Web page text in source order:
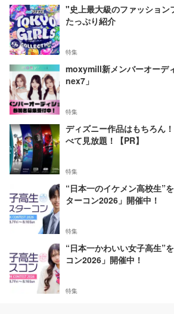
"史上最大級のファッション
たっぷり紹介
特集
moxymill新メンバーオーデ
nex7」
特集
ディズニー作品はもちろん
べて見放題！【PR】
特集
“日本一のイケメン高校生”
ターコン2026」開催中！
特集
“日本一かわいい女子高生”
コン2026」開催中！
特集